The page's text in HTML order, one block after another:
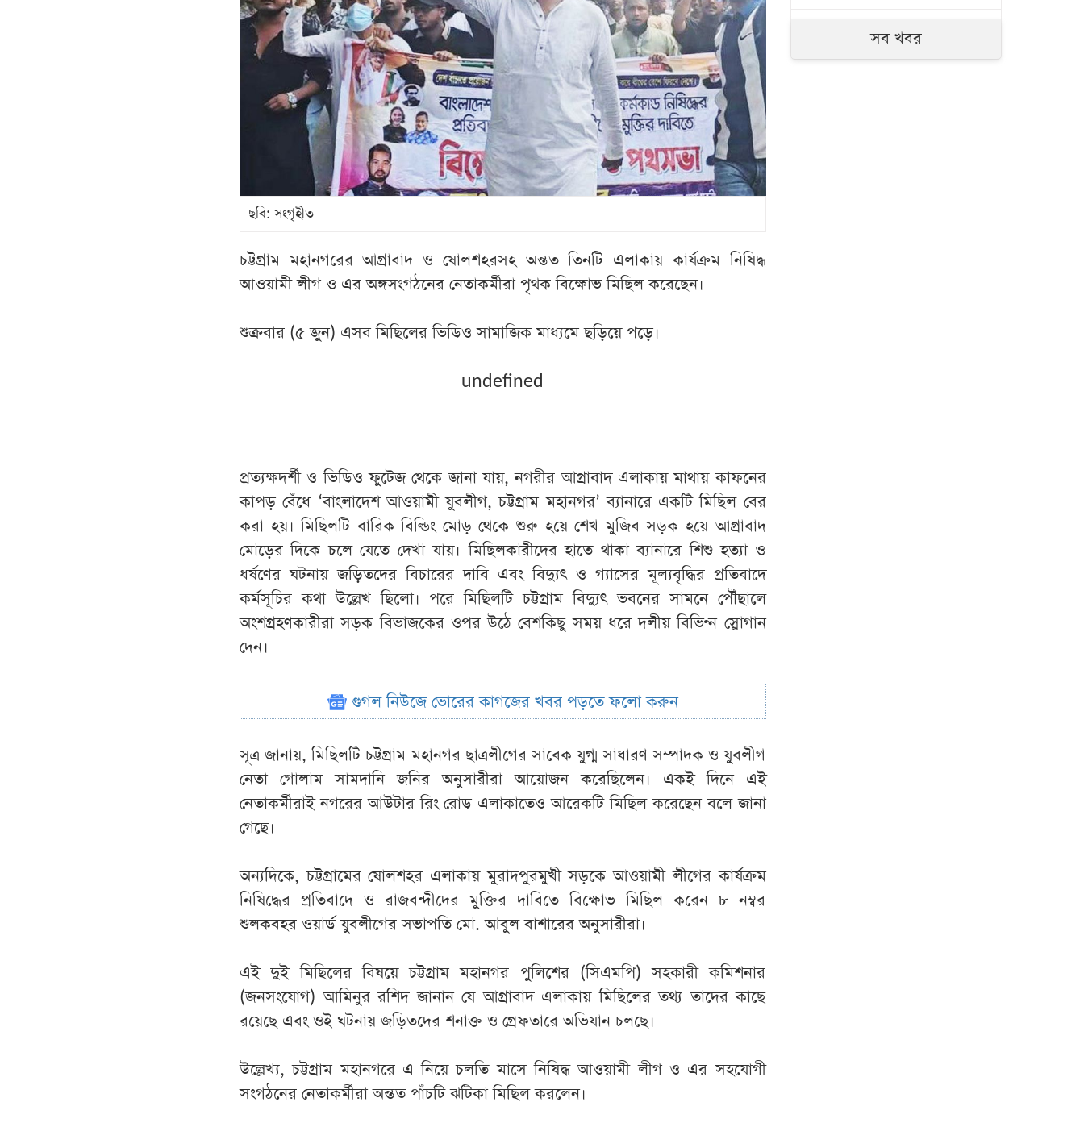
ছবি: সংগৃহীত
চট্টগ্রাম মহানগরের আগ্রাবাদ ও ষোলশহরসহ অন্তত তিনটি এলাকায় কার্যক্রম নিষিদ্ধ
আওয়ামী লীগ ও এর অঙ্গসংগঠনের নেতাকর্মীরা পৃথক বিক্ষোভ মিছিল করেছেন।
শুক্রবার (৫ জুন) এসব মিছিলের ভিডিও সামাজিক মাধ্যমে ছড়িয়ে পড়ে।
undefined
প্রত্যক্ষদর্শী ও ভিডিও ফুটেজ থেকে জানা যায়, নগরীর আগ্রাবাদ এলাকায় মাথায় কাফনের
কাপড় বেঁধে ‘বাংলাদেশ আওয়ামী যুবলীগ, চট্টগ্রাম মহানগর’ ব্যানারে একটি মিছিল বের
করা হয়। মিছিলটি বারিক বিল্ডিং মোড় থেকে শুরু হয়ে শেখ মুজিব সড়ক হয়ে আগ্রাবাদ
মোড়ের দিকে চলে যেতে দেখা যায়। মিছিলকারীদের হাতে থাকা ব্যানারে শিশু হত্যা ও
ধর্ষণের ঘটনায় জড়িতদের বিচারের দাবি এবং বিদ্যুৎ ও গ্যাসের মূল্যবৃদ্ধির প্রতিবাদে
কর্মসূচির কথা উল্লেখ ছিলো। পরে মিছিলটি চট্টগ্রাম বিদ্যুৎ ভবনের সামনে পৌঁছালে
অংশগ্রহণকারীরা সড়ক বিভাজকের ওপর উঠে বেশকিছু সময় ধরে দলীয় বিভিণ্ন স্লোগান
দেন।
গুগল নিউজে ভোরের কাগজের খবর পড়তে ফলো করুন
সূত্র জানায়, মিছিলটি চট্টগ্রাম মহানগর ছাত্রলীগের সাবেক যুগ্ম সাধারণ সম্পাদক ও যুবলীগ
নেতা গোলাম সামদানি জনির অনুসারীরা আয়োজন করেছিলেন। একই দিনে এই
নেতাকর্মীরাই নগরের আউটার রিং রোড এলাকাতেও আরেকটি মিছিল করেছেন বলে জানা
গেছে।
অন্যদিকে, চট্টগ্রামের ষোলশহর এলাকায় মুরাদপুরমুখী সড়কে আওয়ামী লীগের কার্যক্রম
নিষিদ্ধের প্রতিবাদে ও রাজবন্দীদের মুক্তির দাবিতে বিক্ষোভ মিছিল করেন ৮ নম্বর
শুলকবহর ওয়ার্ড যুবলীগের সভাপতি মো. আবুল বাশারের অনুসারীরা।
এই দুই মিছিলের বিষয়ে চট্টগ্রাম মহানগর পুলিশের (সিএমপি) সহকারী কমিশনার
(জনসংযোগ) আমিনুর রশিদ জানান যে আগ্রাবাদ এলাকায় মিছিলের তথ্য তাদের কাছে
রয়েছে এবং ওই ঘটনায় জড়িতদের শনাক্ত ও গ্রেফতারে অভিযান চলছে।
উল্লেখ্য, চট্টগ্রাম মহানগরে এ নিয়ে চলতি মাসে নিষিদ্ধ আওয়ামী লীগ ও এর সহযোগী
সংগঠনের নেতাকর্মীরা অন্তত পাঁচটি ঝটিকা মিছিল করলেন।
সাতক্ষীরায় ৬ কোটি
টাকার ‘কুশ’ মাদক
সব খবর